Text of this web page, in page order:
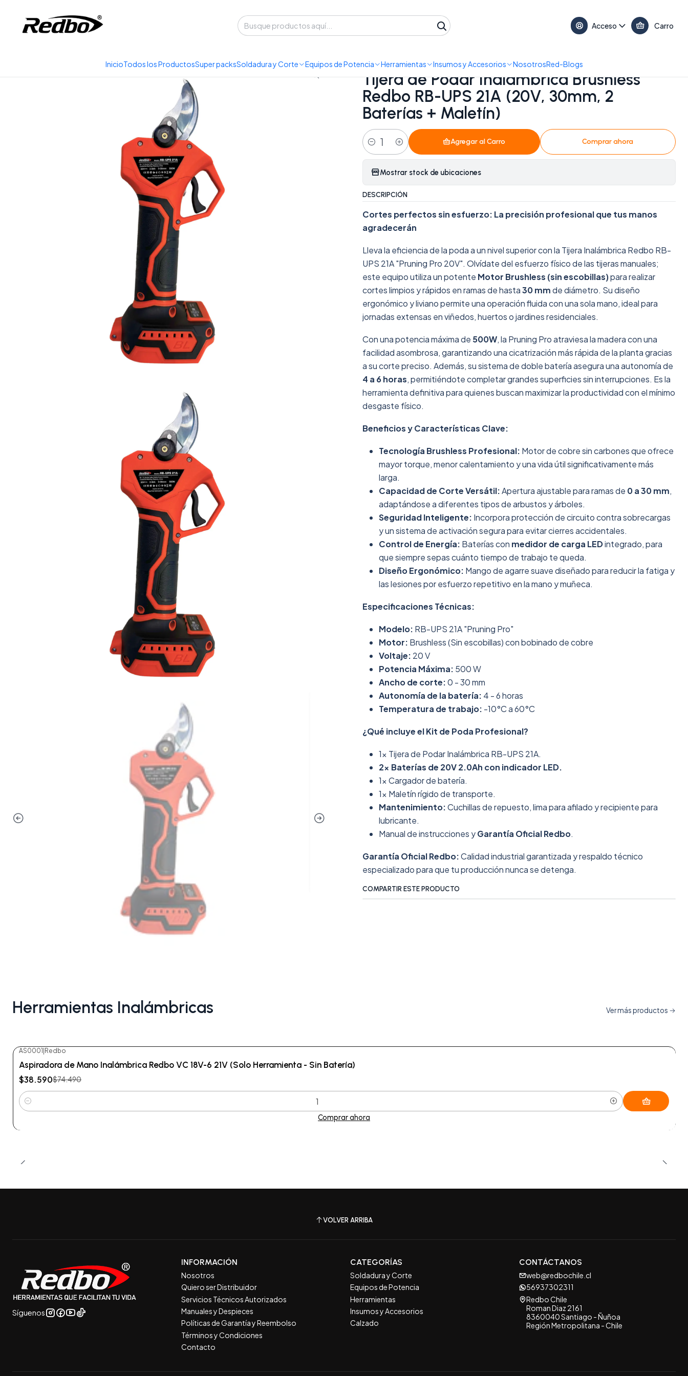
Acceso Carro
InicioTodos los ProductosSuper packsSoldadura y Corte Equipos de Potencia Herramientas Insumos y Accesorios NosotrosRed-Blogs
Inicio Herramientas Inalámbricas Tijera de Podar Inalámbrica Brushless Redbo RB-UPS 21A (20V, 30mm, 2 Baterías + Maletín)
|
Tijera de Podar Inalámbrica Brushless
Redbo RB-UPS 21A (20V, 30mm, 2
Baterías + Maletín)
Cantidad
Agregar al Carro Comprar ahora
Mostrar stock de ubicaciones
DESCRIPCIÓN
Cortes perfectos sin esfuerzo: La precisión profesional que tus manos
agradecerán
Lleva la eficiencia de la poda a un nivel superior con la Tijera Inalámbrica Redbo RB-
UPS 21A "Pruning Pro 20V". Olvídate del esfuerzo físico de las tijeras manuales;
este equipo utiliza un potente Motor Brushless (sin escobillas)para realizar
cortes limpios y rápidos en ramas de hasta30 mmde diámetro. Su diseño
ergonómico y liviano permite una operación fluida con una sola mano, ideal para
jornadas extensas en viñedos, huertos o jardines residenciales.
Con una potencia máxima de 500W, la Pruning Pro atraviesa la madera con una
facilidad asombrosa, garantizando una cicatrización más rápida de la planta gracias
a su corte preciso. Además, su sistema de doble batería asegura una autonomía de
4 a 6 horas, permitiéndote completar grandes superficies sin interrupciones. Es la
herramienta definitiva para quienes buscan maximizar la productividad con el mínimo
desgaste físico.
Beneficios y Características Clave:
Tecnología Brushless Profesional: Motor de cobre sin carbones que ofrece
mayor torque, menor calentamiento y una vida útil significativamente más
larga.
Capacidad de Corte Versátil:Apertura ajustable para ramas de 0 a 30 mm,
adaptándose a diferentes tipos de arbustos y árboles.
Seguridad Inteligente: Incorpora protección de circuito contra sobrecargas
y un sistema de activación segura para evitar cierres accidentales.
Control de Energía: Baterías con medidor de carga LEDintegrado, para
que siempre sepas cuánto tiempo de trabajo te queda.
Diseño Ergonómico: Mango de agarre suave diseñado para reducir la fatiga y
las lesiones por esfuerzo repetitivo en la mano y muñeca.
Especificaciones Técnicas:
Modelo: RB-UPS 21A "Pruning Pro"
Motor: Brushless (Sin escobillas) con bobinado de cobre
Voltaje: 20 V
Potencia Máxima: 500 W
Ancho de corte:0 - 30 mm
Autonomía de la batería: 4 - 6 horas
Temperatura de trabajo: -10°C a 60°C
¿Qué incluye el Kit de Poda Profesional?
1x Tijera de Podar Inalámbrica RB-UPS 21A.
2x Baterías de 20V 2.0Ah con indicador LED.
1x Cargador de batería.
1x Maletín rígido de transporte.
Mantenimiento:Cuchillas de repuesto, lima para afilado y recipiente para
lubricante.
Manual de instrucciones yGarantía Oficial Redbo.
Garantía Oficial Redbo:Calidad industrial garantizada y respaldo técnico
especializado para que tu producción nunca se detenga.
COMPARTIR ESTE PRODUCTO
Herramientas Inalámbricas Ver más productos
AS0001 Redbo
Aspiradora de Mano Inalámbrica Redbo VC 18V-6 21V (Solo Herramienta - Sin Batería)
$38.590$74.490
Cantidad
Comprar ahora
VOLVER ARRIBA
Síguenos
INFORMACIÓN
Nosotros
Quiero ser Distribuidor
Servicios Técnicos Autorizados
Manuales y Despieces
Políticas de Garantía y Reembolso
Términos y Condiciones
Contacto
CATEGORÍAS
Soldadura y Corte
Equipos de Potencia
Herramientas
Insumos y Accesorios
Calzado
CONTÁCTANOS
web@redbochile.cl
56937302311
Redbo Chile
Roman Diaz 2161
8360040 Santiago - Ñuñoa
Región Metropolitana - Chile